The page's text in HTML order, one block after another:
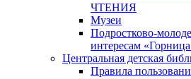
ЧТЕНИЯ
Музеи
Подростково-
интересам
Центральная детская
Правила